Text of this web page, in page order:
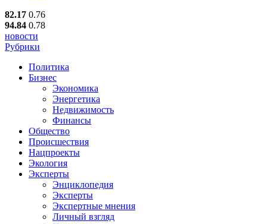
82.17 0.76
94.84 0.78
новости
Рубрики
Политика
Бизнес
Экономика
Энергетика
Недвижимость
Финансы
Общество
Происшествия
Нацпроекты
Экология
Эксперты
Энциклопедия
Эксперты
Экспертные мнения
Личный взгляд